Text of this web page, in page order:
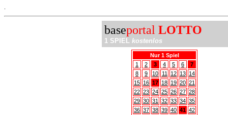
baseportal LOTTO
1 SPIEL kostenlos
Nur 1 Spiel
1
2 3 4 5 6
7
8
9 10 11 12 13 14
15 16 17 18 19 20 21
22 23 24 25 26 27 28
29 30 31 32 33 34 35
36 37 38 39 40 41 42